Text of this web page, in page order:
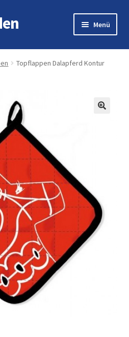
Menü
Topflappen Dalapferd Kontur